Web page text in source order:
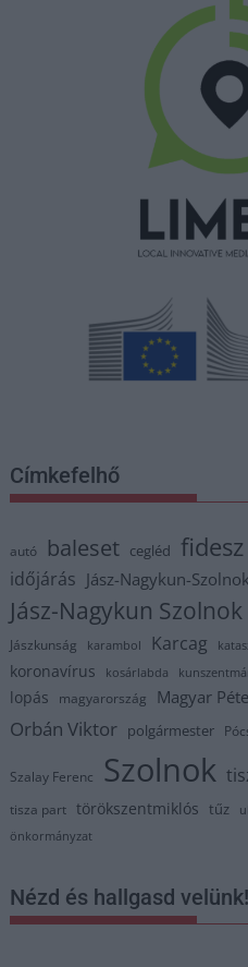
Címkefelhő
autó baleset cegléd fidesz
időjárás Jász-Nagykun-
Jász-Nagykun
Jászkunság karambol Karcag
koronavírus kosárlabda
lopás magyarország Magyar
Orbán Viktor polgármester
Szalay Ferenc Szolnok
tisza part törökszentmiklós tűz
önkormányzat
Nézd és hallgasd velünk!